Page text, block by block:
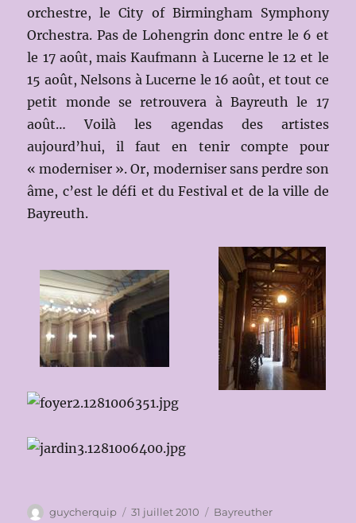
orchestre, le City of Birmingham Symphony
Orchestra. Pas de Lohengrin donc entre le 6 et
le 17 août, mais Kaufmann à Lucerne le 12 et le
15 août, Nelsons à Lucerne le 16 août, et tout ce
petit monde se retrouvera à Bayreuth le 17
août… Voilà les agendas des artistes
aujourd’hui, il faut en tenir compte pour
« moderniser ». Or, moderniser sans perdre son
âme, c’est le défi et du Festival et de la ville de
Bayreuth.
Auteur
guycherquip
Publié
31 juillet 2010 Catégories
Bayreuther